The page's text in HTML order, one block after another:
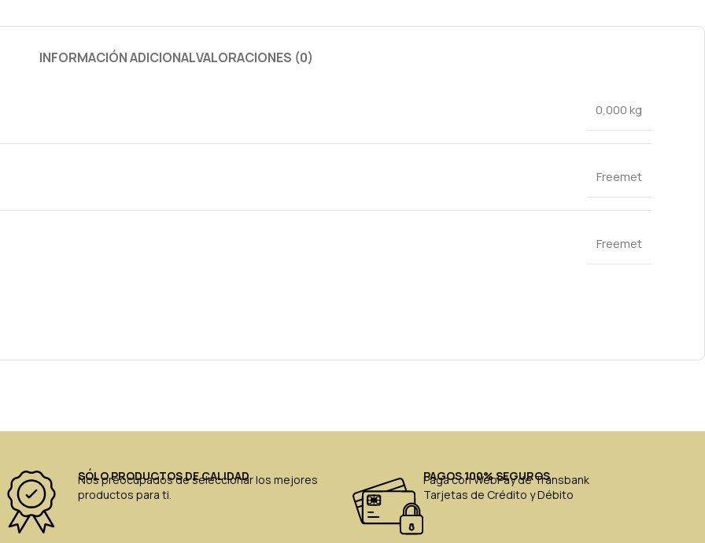
INFORMACIÓN ADICIONALVALORACIONES (0)
0,000 kg
Freemet
Freemet
SÓLO PRODUCTOS DE CALIDAD
Nos preocupados de seleccionar los mejores
productos para ti.
PAGOS 100% SEGUROS
Paga con WebPay de Transbank
Tarjetas de Crédito y Débito